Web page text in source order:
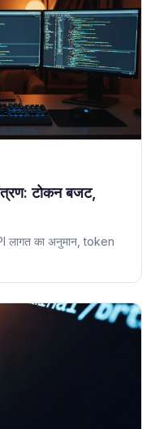
टोकन बजट,
लागत का अनुमान, token